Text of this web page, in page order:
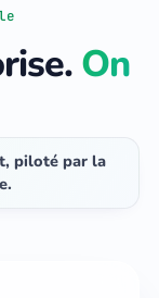
On
piloté par la